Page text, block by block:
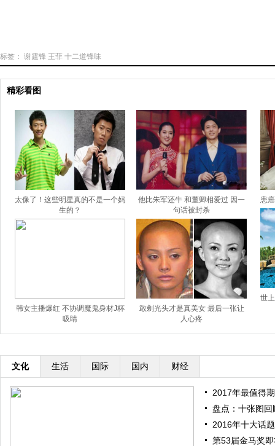
标签： 谢霆锋 王菲 十二道锋味
精彩看图
太像了！这些明星真的不是一个妈
生的？
他比朱军还牛 和董卿相爱过 因一
句话被封杀
韩女主播爆红 不协调魔鬼身材J杯
吸睛
敢剃光头才是真美女 最后一张让
人心疼
患
世
文化 生活 国际 国内 财经
2017年最值得
盘点：十张图
2016年十大话
第53届金马奖